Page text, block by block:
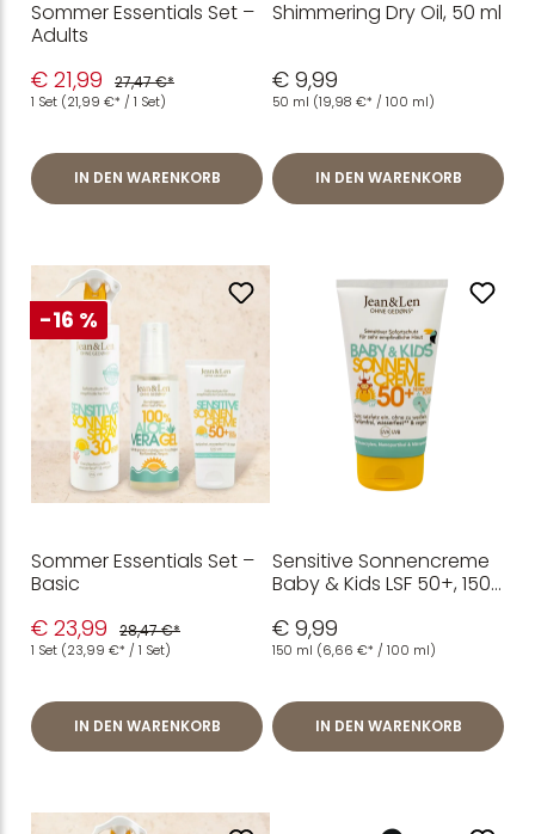
Sommer Essentials Set –
Adults
€ 21,99 27,47 €*
1 Set (21,99 €* / 1 Set)
IN DEN WARENKORB
Shimmering Dry Oil, 50 ml
€ 9,99
50 ml (19,98 €* / 100 ml)
IN DEN WARENKORB
-16 %
Sommer Essentials Set –
Basic
€ 23,99 28,47 €*
1 Set (23,99 €* / 1 Set)
IN DEN WARENKORB
Sensitive Sonnencreme
Baby & Kids LSF 50+, 150
€ 9,99
150 ml (6,66 €* / 100 ml)
IN DEN WARENKORB